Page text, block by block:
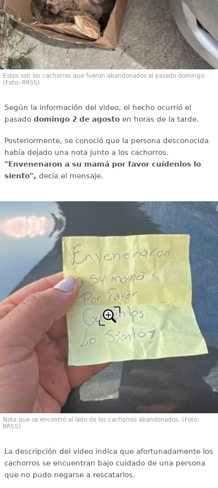
Estos son los cachorros que fueron abandonados el pasado domingo.
(Foto: RRSS)
Según la información del video, el hecho ocurrió el
pasado domingo 2 de agostoen horas de la tarde.
Posteriormente, se conoció que la persona desconocida
había dejado una nota junto a los cachorros.
"Envenenaron a su mamá por favor cuídenlos lo
siento", decía el mensaje.
Nota que se encontró al lado de los cachorros abandonados. (Foto:
RRSS)
La descripción del video indica que afortunadamente los
cachorros se encuentran bajo cuidado de una persona
que no pudo negarse a rescatarlos.